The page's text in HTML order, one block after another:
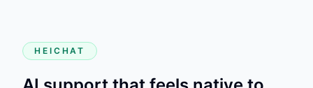
HEICHAT